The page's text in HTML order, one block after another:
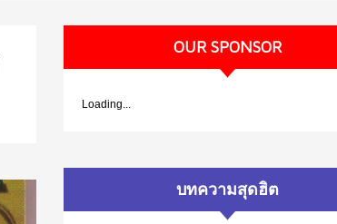
OUR SPONSOR
Loading...
บทความสุดฮิต